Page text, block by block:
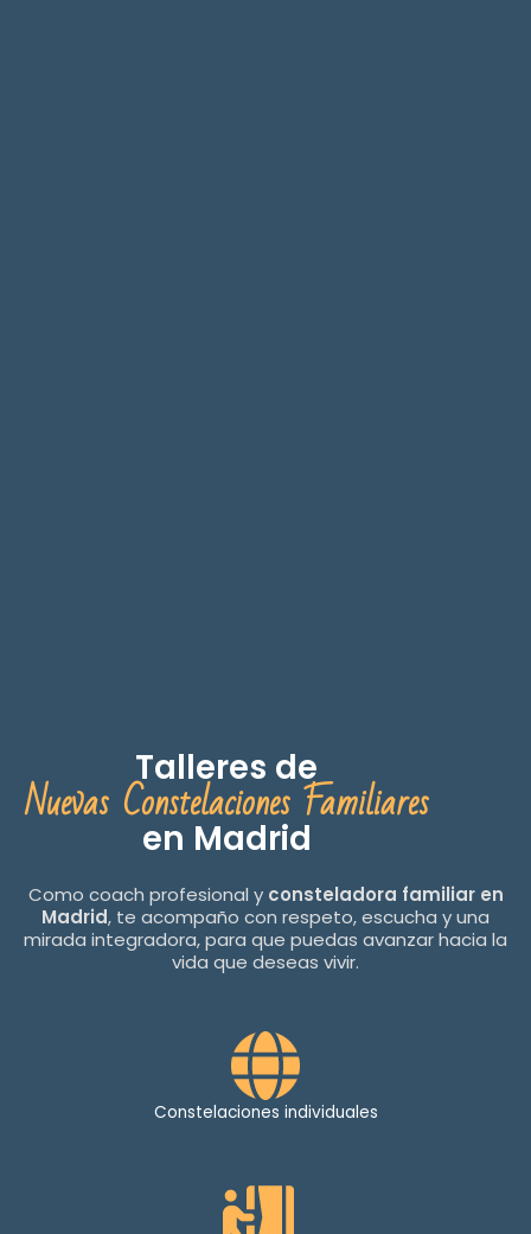
Talleres de
Nuevas Constelaciones Familiares
en Madrid
Como coach profesional y consteladora familiar en
Madrid, te acompaño con respeto, escucha y una
mirada integradora, para que puedas avanzar hacia la
vida que deseas vivir.
Constelaciones individuales